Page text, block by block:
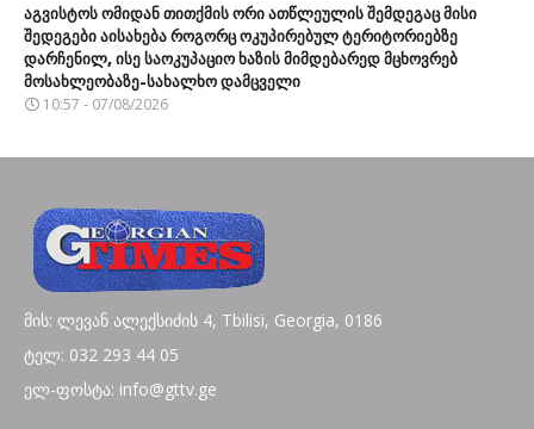
აგვისტოს ომიდან თითქმის ორი ათწლეულის შემდეგაც მისი
შედეგები აისახება როგორც ოკუპირებულ ტერიტორიებზე
დარჩენილ, ისე საოკუპაციო ხაზის მიმდებარედ მცხოვრებ
მოსახლეობაზე-სახალხო დამცველი
10:57 - 07/08/2026
მის: ლევან ალექსიძის 4, Tbilisi, Georgia, 0186
ტელ: 032 293 44 05
ელ-ფოსტა: info@gttv.ge